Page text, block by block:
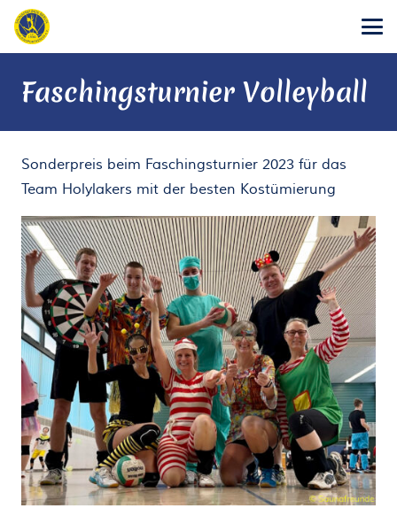
Faschingsturnier Volleyball
Sonderpreis beim Faschingsturnier 2023 für das
Team Holylakers mit der besten Kostümierung